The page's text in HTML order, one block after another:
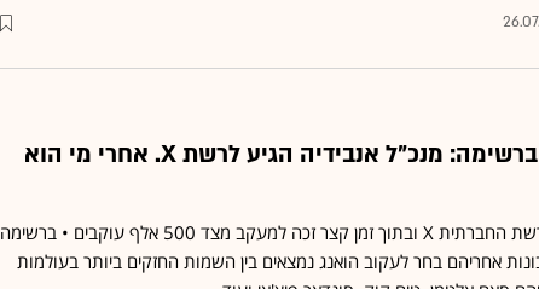
רק 51 חשבונות ברשימה: מנכ"ל אנבידיה הגיע לרשת X. אחרי מי הוא
ג'נסן הואנג הצטרף לרשת החברתית X ובתוך זמן קצר זכה למעקב מצד 500 אלף עוקבים • ברשימה
אחריהם בחר לעקוב הואנג נמצאים בין השמות החזקים ביותר בעולמות